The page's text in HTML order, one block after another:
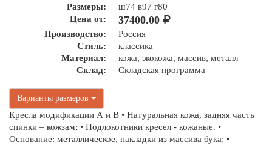
Размеры:
ш74 в97 г80
Цена от:
37400.00
Производство:
Россия
Стиль:
классика
Материал:
кожа, экокожа, массив, металл
Склад:
Складская программа
Варианты размеров
Кресла модификации А и В • Натуральная кожа, задняя часть
спинки – кожзам; • Подлокотники кресел - кожаные. •
Основание: металлическое, накладки из массива бука; •